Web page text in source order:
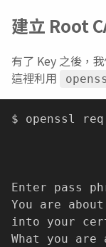
建立 Root
有了 Key 之後，
這裡利用
$ openssl
Enter pass
You are
into your
What you